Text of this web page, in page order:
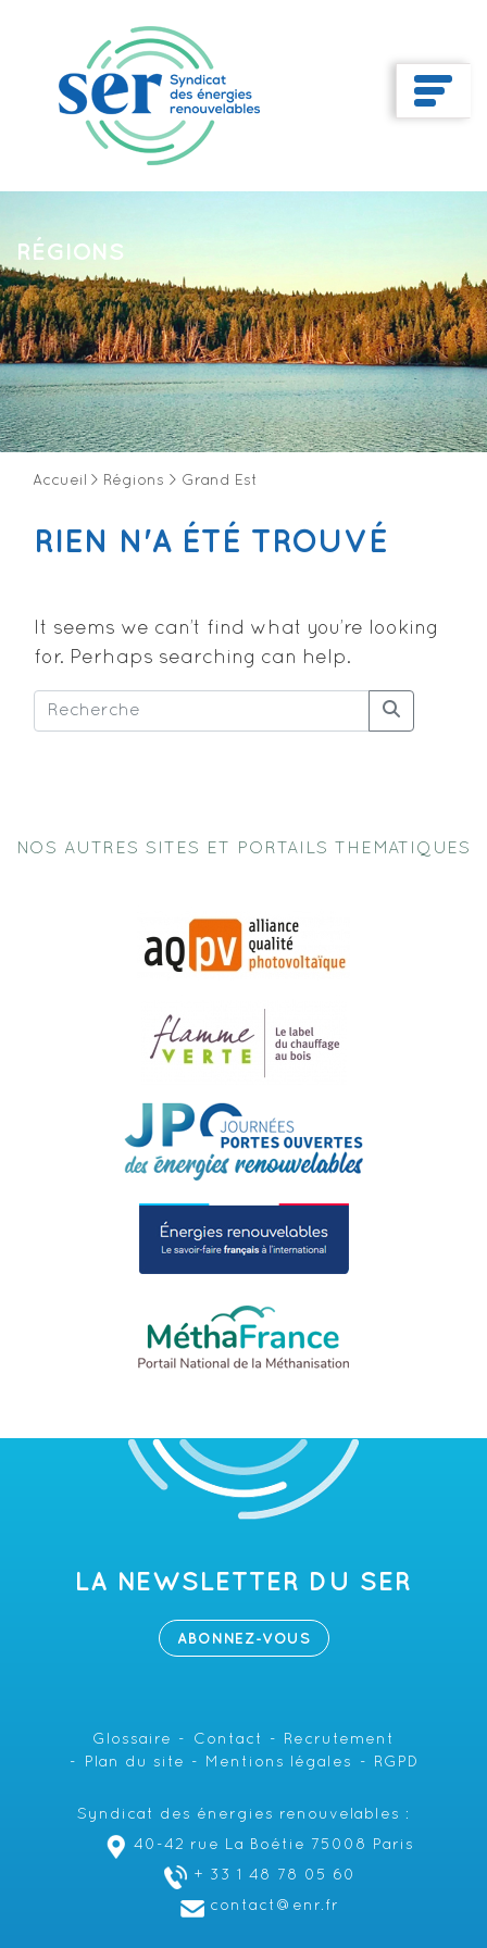
RÉGIONS
Accueil > Régions > Grand Est
RIEN N'A ÉTÉ TROUVÉ
It seems we can’t find what you’re looking
for. Perhaps searching can help.
NOS AUTRES SITES ET PORTAILS THEMATIQUES
LA NEWSLETTER DU SER
ABONNEZ-VOUS
Glossaire Contact
Recrutement
Plan du site
Mentions légales RGPD
Syndicat des énergies renouvelables :
40-42 rue La Boétie 75008 Paris
+ 33 1 48 78 05 60
contact@enr.fr